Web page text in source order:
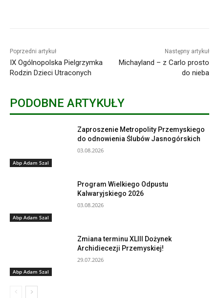
Poprzedni artykuł
IX Ogólnopolska Pielgrzymka
Rodzin Dzieci Utraconych
Następny artykuł
Michayland – z Carlo prosto
do nieba
PODOBNE ARTYKUŁY
Abp Adam Szal
Zaproszenie Metropolity Przemyskiego
do odnowienia Ślubów Jasnogórskich
03.08.2026
Abp Adam Szal
Program Wielkiego Odpustu
Kalwaryjskiego 2026
03.08.2026
Abp Adam Szal
Zmiana terminu XLIII Dożynek
Archidiecezji Przemyskiej!
29.07.2026